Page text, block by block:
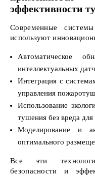
эффективности
Современные
используют
Автоматическое
интеллектуальных
Интеграция с
управления
Использование
тушения без вреда
Моделирование и
оптимального
Все эти
безопасности и